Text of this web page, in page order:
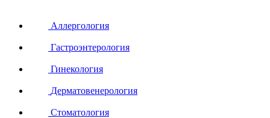
Аллергология
Гастроэнтерология
Гинекология
Дерматовенерология
Стоматология